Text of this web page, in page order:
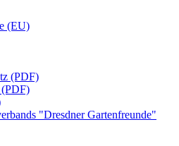
(EU)
(PDF)
(PDF)
"Dresdner Gartenfreunde"